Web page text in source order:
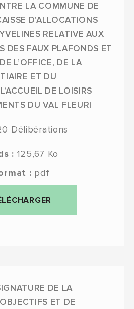
LA COMMUNE DE
D’ALLOCATIONS
RELATIVE AUX
DES FAUX PLAFONDS ET
L’OFFICE, DE LA
ET DU
DE LOISIRS
DU VAL FLEURI
Délibérations
: 125,67 Ko
: pdf
DE LA
ET DE